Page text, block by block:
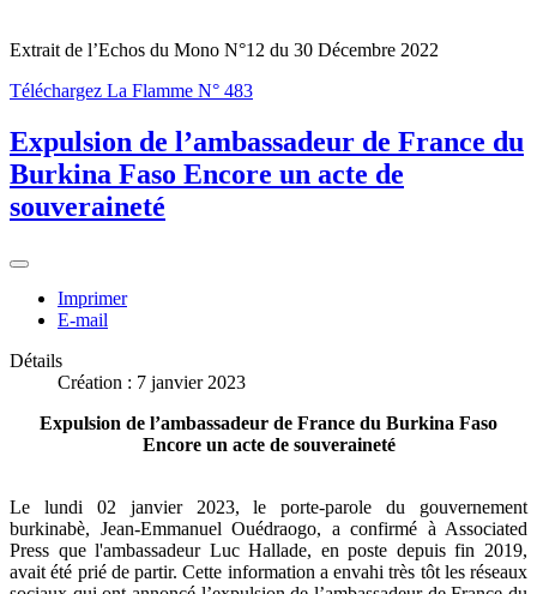
Extrait de l’Echos du Mono N°12 du 30 Décembre 2022
Téléchargez La Flamme N° 483
Expulsion de l’ambassadeur de France du
Burkina Faso Encore un acte de
souveraineté
Imprimer
E-mail
Détails
Création : 7 janvier 2023
Expulsion de l’ambassadeur de France du Burkina Faso
Encore un acte de souveraineté
Le lundi 02 janvier 2023, le porte-parole du gouvernement
burkinabè, Jean-Emmanuel Ouédraogo, a confirmé à Associated
Press que l'ambassadeur Luc Hallade, en poste depuis fin 2019,
avait été prié de partir. Cette information a envahi très tôt les réseaux